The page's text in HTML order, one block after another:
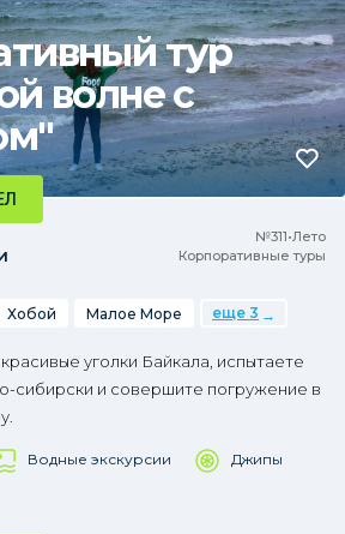
тур
волне с
№311•Лето
Корпоративные туры
Хобой Малое Море еще 3
уголки Байкала, испытаете
сибирски и совершите погружение в
Водные экскурсии Джипы